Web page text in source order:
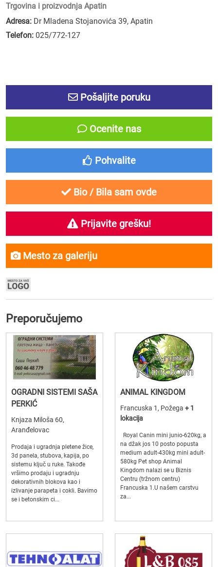
Trgovina i proizvodnja Apatin
Adresa: Dr Mladena Stojanovića 39, Apatin
Telefon: 025/772-127
Pošaljite poruku
Ocenite nas
Pohvalite
Bio / Bila sam ovde
Prijavite grešku!
Mesto za galeriju
Preporučujemo
OGRADNI SISTEMI SAŠA
PERKIĆ
Knjaza Miloša 60,
Aranđelovac
Prodaja i ugradnja pletene žice,
3d panela, stubova, kapija, po
sistemu ključ u ruke. Takođe
vršimo prodaju i ugradnju
dekorativnih blokova kao i
izlivanje parapeta i cokli. Bavimo
se i betonskim ci...
ANIMAL KINGDOM
Francuska 1, Požega + 1
lokacija
Royal Canin mini junio-620kg, a
na džak jos 10 posto popusta
medium adult-430kg mini adult-
580kg Pet shop Animal
Kingdom nalazi se u Biznis
Centru (tržnom centru)
Francuska 1.U našem carstvu
za...